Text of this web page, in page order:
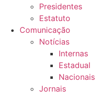
Presidentes
Estatuto
Comunicação
Notícias
Internas
Estadual
Nacionais
Jornais